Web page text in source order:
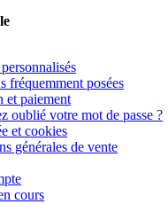
fréquemment posées
et paiement
oublié votre mot de passe ?
et cookies
générales de vente
cours